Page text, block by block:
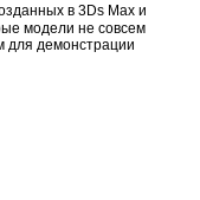
в 3Ds Max и
модели не совсем
для демонстрации